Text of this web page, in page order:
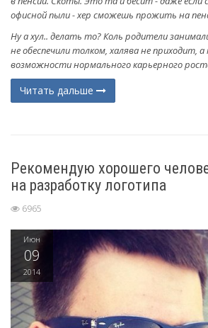
офисной пыли - хер сможешь прожить на
Ну а хул.. делать то? Коль родители
не обеспечили толком, халява не приходит,
возможности нормального карьерного
Читать дальше
Рекомендую хорошего
на разработку логотипа
6965
Июн
09
2014